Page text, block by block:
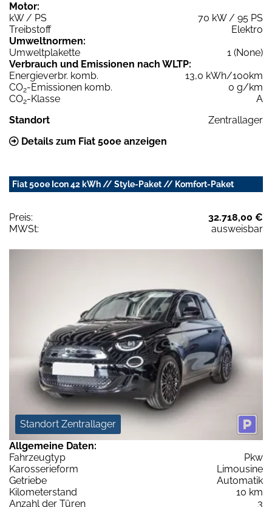
Motor:
kW / PS
70 kW / 95 PS
Treibstoff
Elektro
Umweltnormen:
Umweltplakette
1 (None)
Verbrauch und Emissionen nach WLTP:
Energieverbr. komb.
13,0 kWh/100km
CO2-Emissionen komb.
0 g/km
CO2-Klasse
A
Standort
Zentrallager
Details zum Fiat 500e anzeigen
Fiat 500e Icon 42 kWh // Style-Paket // Komfort-Paket
Preis:
32.718,00 €
MWSt:
ausweisbar
Standort Zentrallager
Allgemeine Daten:
Fahrzeugtyp
Pkw
Karosserieform
Limousine
Getriebe
Automatik
Kilometerstand
10 km
Anzahl der Türen
3